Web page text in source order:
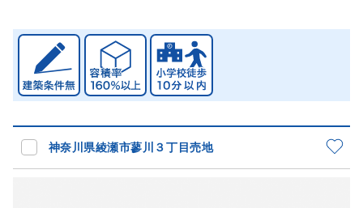
神奈川県綾瀬市蓼川３丁目売地